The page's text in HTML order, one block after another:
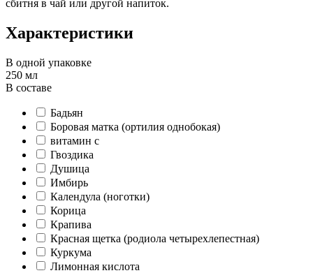
сбитня в чай или другой напиток.
Характеристики
В одной упаковке
250 мл
В составе
Бадьян
Боровая матка (ортилия однобокая)
витамин с
Гвоздика
Душица
Имбирь
Календула (ноготки)
Корица
Крапива
Красная щетка (родиола четырехлепестная)
Куркума
Лимонная кислота